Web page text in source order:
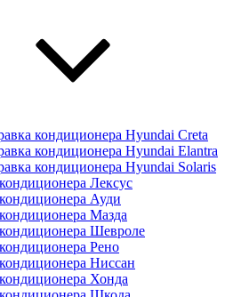
кондиционера Hyundai Creta
кондиционера Hyundai Elantra
кондиционера Hyundai Solaris
Лексус
Ауди
Мазда
Шевроле
Рено
Ниссан
Хонда